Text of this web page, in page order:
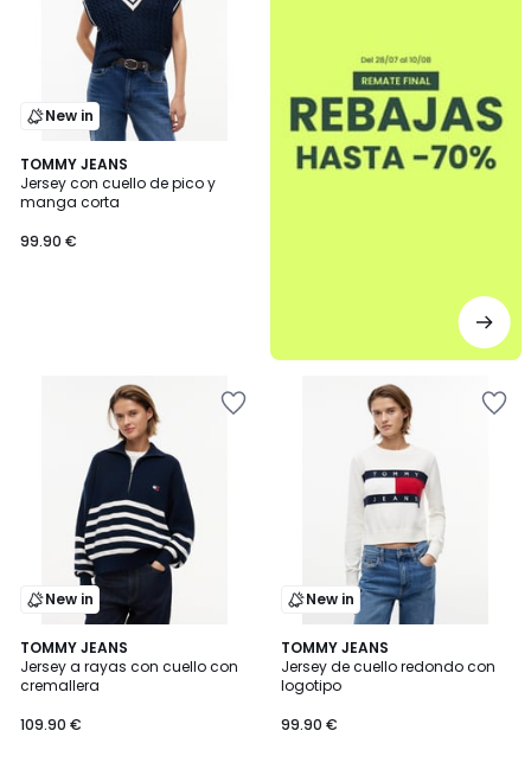
New in
TOMMY JEANS
Jersey con cuello de pico y
manga corta
99.90 €
New in
TOMMY JEANS
Jersey a rayas con cuello con
cremallera
109.90 €
New in
TOMMY JEANS
Jersey de cuello redondo con
logotipo
99.90 €
2
Colores